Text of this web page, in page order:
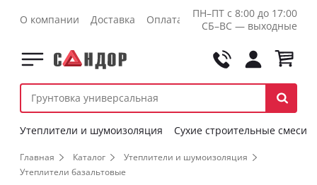
О компании Доставка Оплата Контакты Оптовикам
ПН–ПТ с 8:00 до 17:00
СБ–ВС — выходные
Утеплители и шумоизоляция Сухие строительные смеси
Главная Каталог
Утеплители и шумоизоляция
Утеплители базальтовые